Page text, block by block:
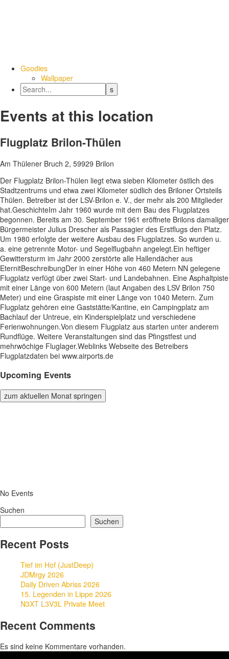
Goodies
Wallpaper
Events at this location
Flugplatz Brilon-Thülen
Am Thülener Bruch 2, 59929 Brilon
Der Flugplatz Brilon-Thülen liegt etwa sieben Kilometer östlich des
Stadtzentrums und etwa zwei Kilometer südlich des Briloner Ortsteils
Thülen. Betreiber ist der LSV-Brilon e. V., der mehr als 200 Mitglieder
hat.GeschichteIm Jahr 1960 wurde mit dem Bau des Flugplatzes
begonnen. Bereits am 30. September 1961 eröffnete Brilons damaliger
Bürgermeister Julius Drescher als Passagier des Erstflugs den Platz.
Um 1980 erfolgte der weitere Ausbau des Flugplatzes. So wurden u.
a. eine getrennte Motor- und Segelflugbahn angelegt.Ein heftiger
Gewittersturm im Jahr 2000 zerstörte alle Hallendächer aus
EternitBeschreibungDer in einer Höhe von 460 Metern NN gelegene
Flugplatz verfügt über zwei Start- und Landebahnen. Eine Asphaltpiste
mit einer Länge von 600 Metern (laut Angaben des LSV Brilon 750
Meter) und eine Graspiste mit einer Länge von 1040 Metern. Zum
Flugplatz gehören eine Gaststätte/Kantine, ein Campingplatz am
Bachlauf der Untreue, ein Kinderspielplatz und verschiedene
Ferienwohnungen.Von diesem Flugplatz aus starten unter anderem
Rundflüge. Weitere Veranstaltungen sind das Pfingstfest und
mehrwöchige Fluglager.Weblinks Webseite des Betreibers
Flugplatzdaten bei www.airports.de
Upcoming Events
zum aktuellen Monat springen
No Events
Suchen
Suchen
Recent Posts
Tief im Hof (JustDeep)
JDMrgy 2026
Daily Driven Abriss 2026
15. Legenden in Lippe 2026
N3XT L3V3L Private Meet
Recent Comments
Es sind keine Kommentare vorhanden.